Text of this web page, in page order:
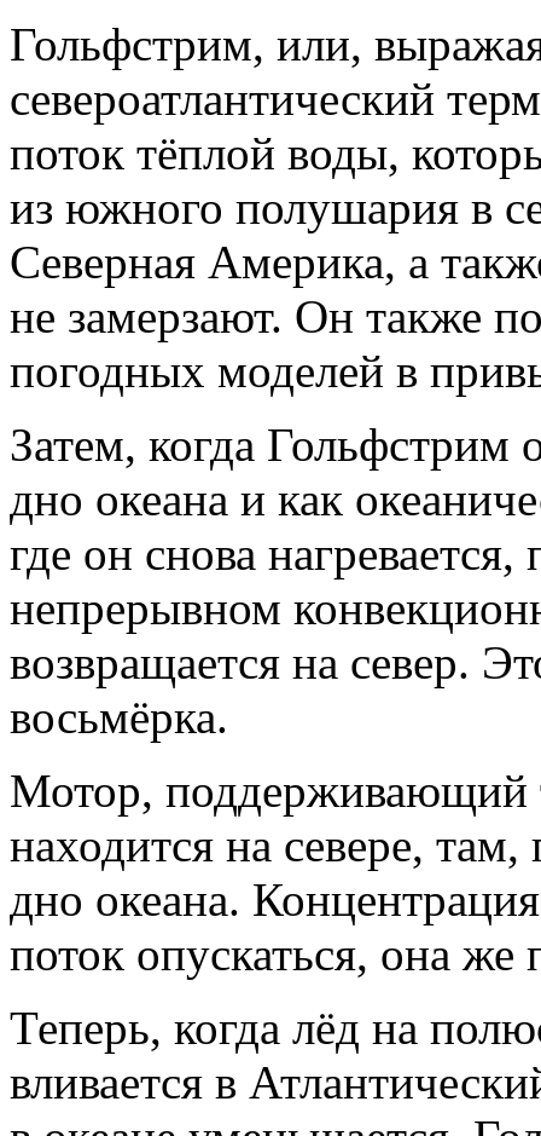
Гольфстрим, или,
североатлантический
поток тёплой воды,
из южного полушария в
Северная Америка, а
не замерзают. Он также
погодных моделей в
Затем, когда Гольфстрим
дно океана и как
где он снова
непрерывном
возвращается на север.
восьмёрка.
Мотор, поддерживающий
находится на севере,
дно океана. Концентрация
поток опускаться, она
Теперь, когда лёд на
вливается в